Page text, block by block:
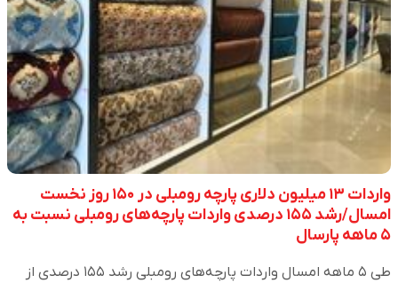
واردات ۱۳ میلیون دلاری پارچه رومبلی در ۱۵۰ روز نخست
امسال/رشد ۱۵۵ درصدی واردات پارچه‌های رومبلی نسبت به
۵ ماهه پارسال
طی ۵ ماهه امسال واردات پارچه‌های رومبلی رشد ۱۵۵ درصدی از